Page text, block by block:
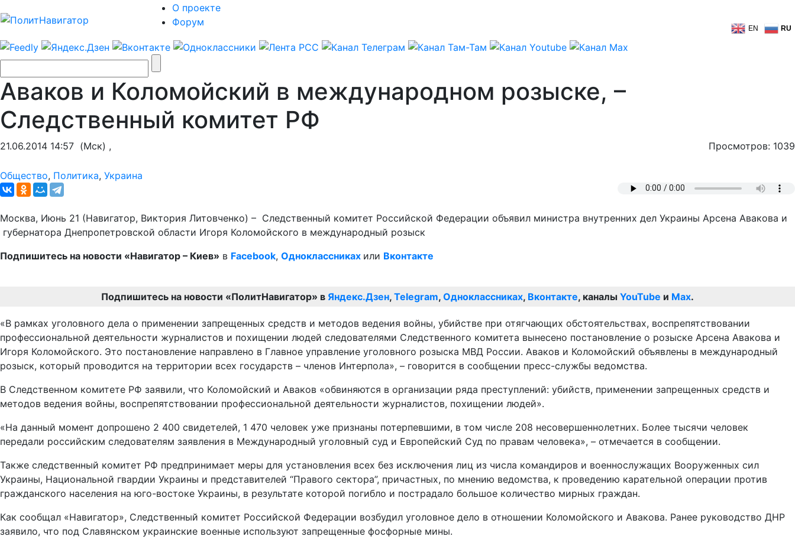
О проекте
Форум
EN RU
Аваков и Коломойский в международном розыске, –
Следственный комитет РФ
21.06.2014 14:57 (Мск) , Просмотров: 1039
Общество, Политика, Украина
Москва, Июнь 21 (Навигатор, Виктория Литовченко) – Следственный комитет Российской Федерации объявил министра внутренних дел Украины Арсена Авакова и
губернатора Днепропетровской области Игоря Коломойского в международный розыск
Подпишитесь на новости «Навигатор – Киев» в Facebook, Одноклассниках или Вконтакте
Подпишитесь на новости «ПолитНавигатор» в Яндекс.Дзен, Telegram, Одноклассниках, Вконтакте, каналы YouTube и Max.
«В рамках уголовного дела о применении запрещенных средств и методов ведения войны, убийстве при отягчающих обстоятельствах, воспрепятствовании
профессиональной деятельности журналистов и похищении людей следователями Следственного комитета вынесено постановление о розыске Арсена Авакова и
Игоря Коломойского. Это постановление направлено в Главное управление уголовного розыска МВД России. Аваков и Коломойский объявлены в международный
розыск, который проводится на территории всех государств – членов Интерпола», – говорится в сообщении пресс-службы ведомства.
В Следственном комитете РФ заявили, что Коломойский и Аваков «обвиняются в организации ряда преступлений: убийств, применении запрещенных средств и
методов ведения войны, воспрепятствовании профессиональной деятельности журналистов, похищении людей».
«На данный момент допрошено 2 400 свидетелей, 1 470 человек уже признаны потерпевшими, в том числе 208 несовершеннолетних. Более тысячи человек
передали российским следователям заявления в Международный уголовный суд и Европейский Суд по правам человека», – отмечается в сообщении.
Также следственный комитет РФ предпринимает меры для установления всех без исключения лиц из числа командиров и военнослужащих Вооруженных сил
Украины, Национальной гвардии Украины и представителей “Правого сектора”, причастных, по мнению ведомства, к проведению карательной операции против
гражданского населения на юго-востоке Украины, в результате которой погибло и пострадало большое количество мирных граждан.
Как сообщал «Навигатор», Следственный комитет Российской Федерации возбудил уголовное дело в отношении Коломойского и Авакова. Ранее руководство ДНР
заявило, что под Славянском украинские военные используют запрещенные фосфорные мины.